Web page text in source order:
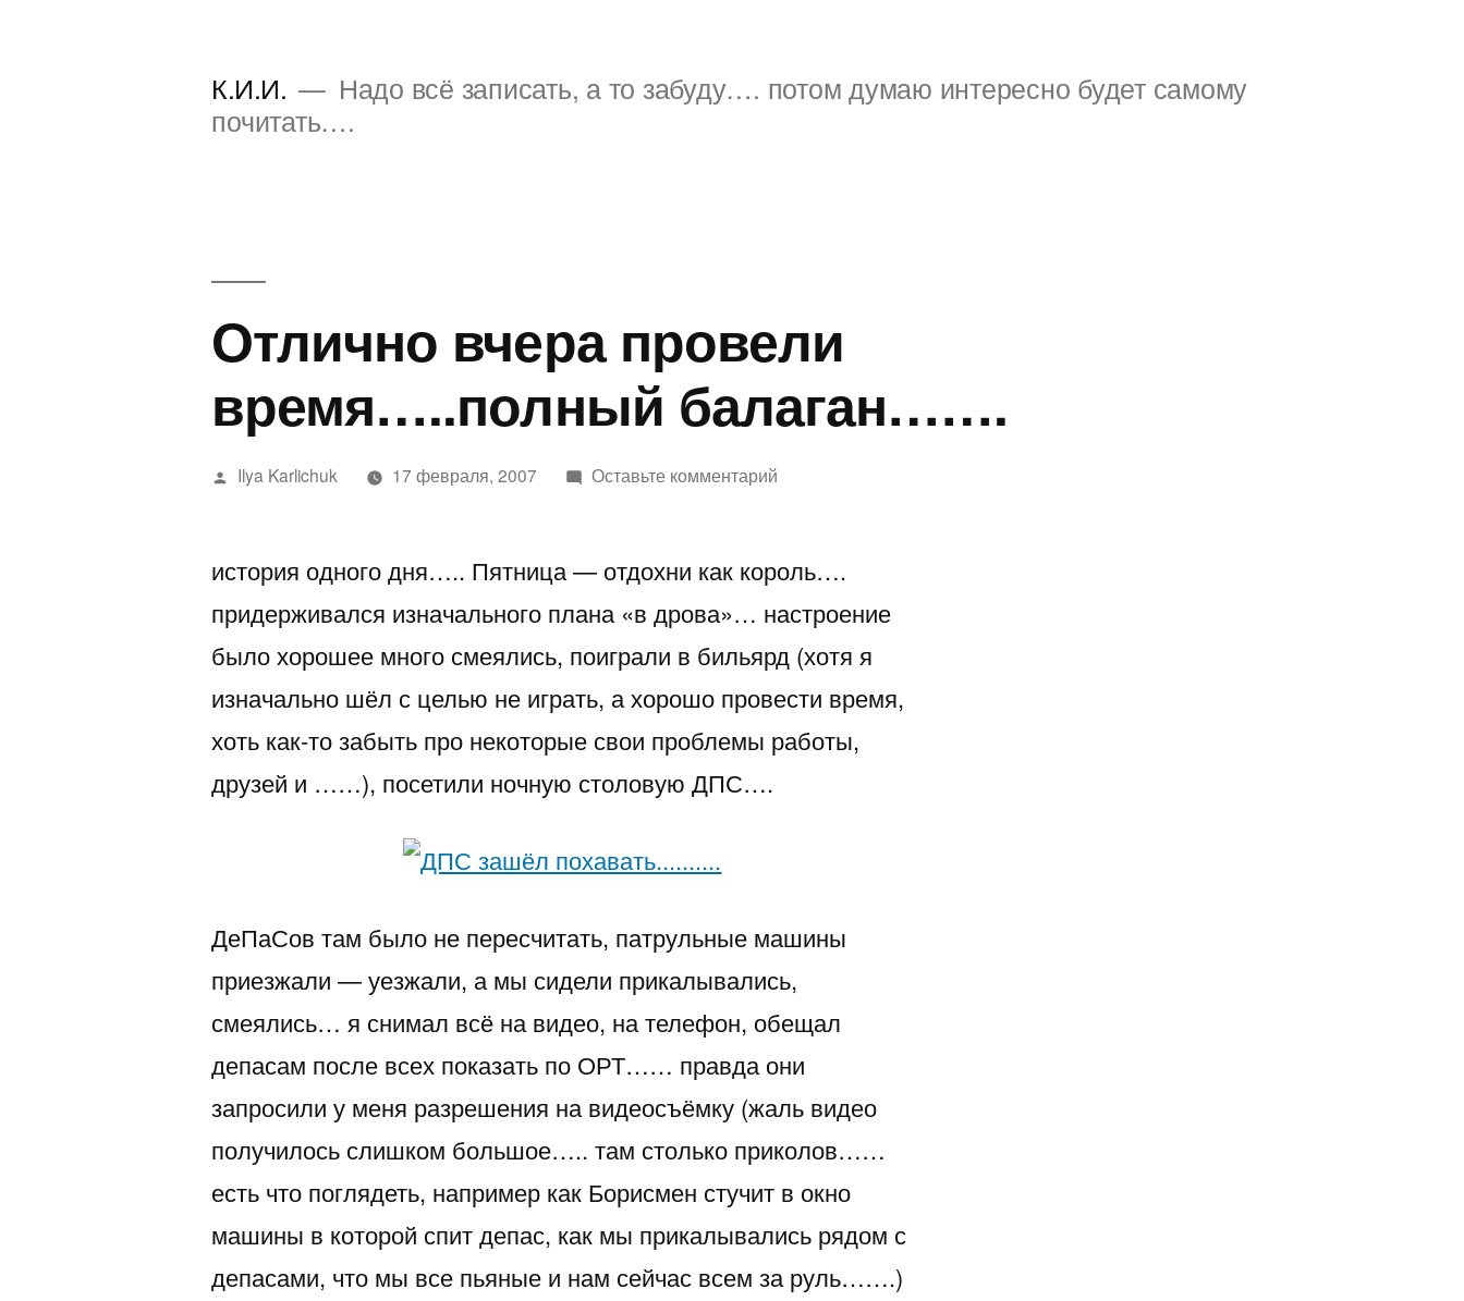
К.И.И.
Надо всё записать, а то забуду…. потом думаю интересно будет самому
почитать….
Отлично вчера провели
время…..полный балаган…….
Написано
Ilya Karlichuk 17 февраля, 2007 Оставьте комментарийк
провели
балаган…….
история одного дня….. Пятница — отдохни как король….
придерживался изначального плана «в дрова»… настроение
было хорошее много смеялись, поиграли в бильярд (хотя я
изначально шёл с целью не играть, а хорошо провести время,
хоть как-то забыть про некоторые свои проблемы работы,
друзей и ……), посетили ночную столовую ДПС….
ДеПаСов там было не пересчитать, патрульные машины
приезжали — уезжали, а мы сидели прикалывались,
смеялись… я снимал всё на видео, на телефон, обещал
депасам после всех показать по ОРТ…… правда они
запросили у меня разрешения на видеосъёмку (жаль видео
получилось слишком большое….. там столько приколов……
есть что поглядеть, например как Борисмен стучит в окно
машины в которой спит депас, как мы прикалывались рядом с
депасами, что мы все пьяные и нам сейчас всем за руль…….)